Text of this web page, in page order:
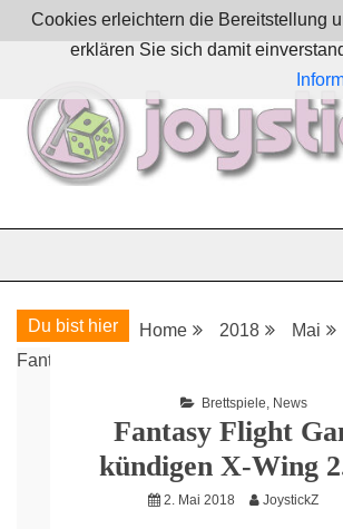
Skip
to
JoystickZ
Du bist hier Home 2018
Mai
Fantasy Flight Games kündigen X-Wing
Brettspiele, News
Fantasy Flight
kündigen X-Wing
2. Mai 2018 JoystickZ
Cookies erleichtern die Bereitstellung
erklären Sie sich damit